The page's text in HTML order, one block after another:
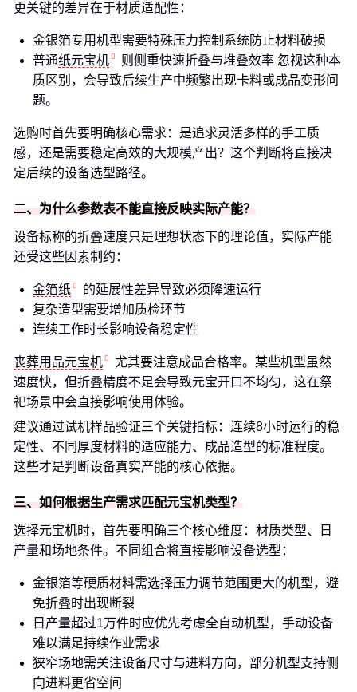
更关键的差异在于材质适配性：
金银箔专用机型需要特殊压力控制系统防止材料破损
普通纸元宝机
则侧重快速折叠与堆叠效率 忽视这种本
质区别，会导致后续生产中频繁出现卡料或成品变形问
题。
选购时首先要明确核心需求：是追求灵活多样的手工质
感，还是需要稳定高效的大规模产出？这个判断将直接决
定后续的设备选型路径。
二、为什么参数表不能直接反映实际产能？
设备标称的折叠速度只是理想状态下的理论值，实际产能
还受这些因素制约：
金箔纸
的延展性差异导致必须降速运行
复杂造型需要增加质检环节
连续工作时长影响设备稳定性
丧葬用品元宝机
尤其要注意成品合格率。某些机型虽然
速度快，但折叠精度不足会导致元宝开口不均匀，这在祭
祀场景中会直接影响使用体验。
建议通过试机样品验证三个关键指标：连续8小时运行的稳
定性、不同厚度材料的适应能力、成品造型的标准程度。
这些才是判断设备真实产能的核心依据。
三、如何根据生产需求匹配元宝机类型？
选择元宝机时，首先要明确三个核心维度：材质类型、日
产量和场地条件。不同组合将直接影响设备选型：
金银箔等硬质材料需选择压力调节范围更大的机型，避
免折叠时出现断裂
日产量超过1万件时应优先考虑全自动机型，手动设备
难以满足持续作业需求
狭窄场地需关注设备尺寸与进料方向，部分机型支持侧
向进料更省空间